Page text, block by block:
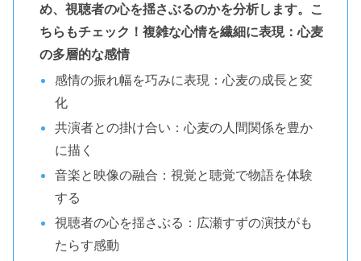
め、視聴者の心を揺さぶるのかを分析します。こ
ちらもチェック！複雑な心情を繊細に表現：心麦
の多層的な感情
感情の振れ幅を巧みに表現：心麦の成長と変
化
共演者との掛け合い：心麦の人間関係を豊か
に描く
音楽と映像の融合：視覚と聴覚で物語を体験
する
視聴者の心を揺さぶる：広瀬すずの演技がも
たらす感動